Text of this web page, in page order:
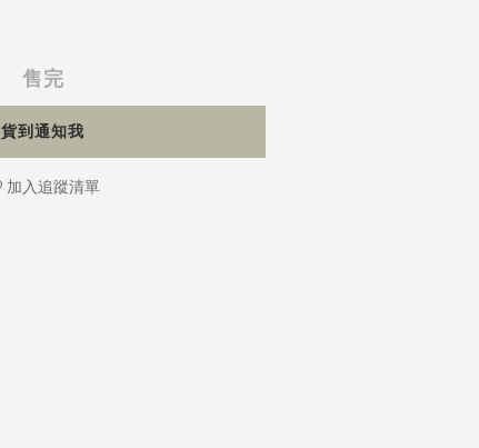
售完
貨到通知我
加入追蹤清單